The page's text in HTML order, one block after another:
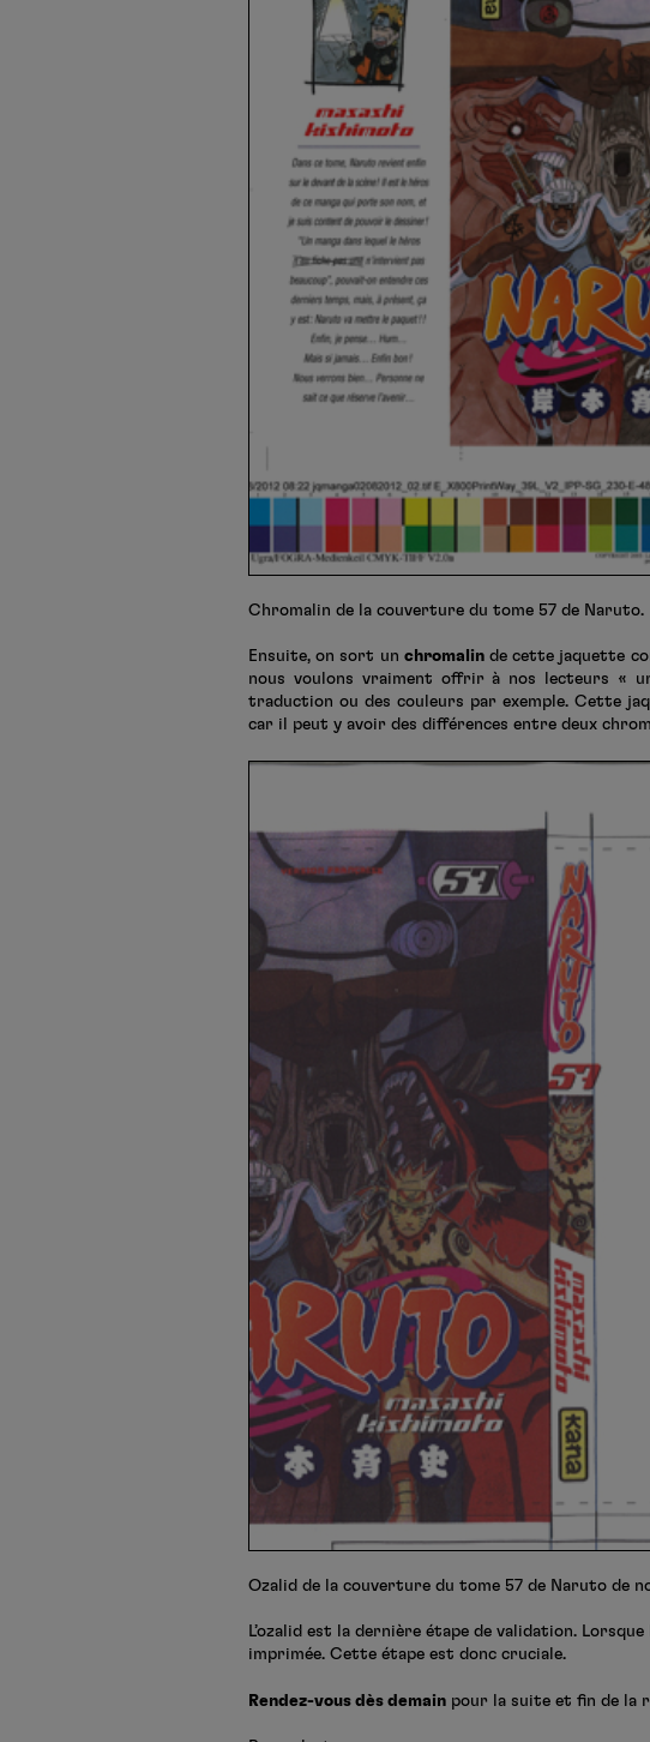
Chromalin de la couverture du tome 57 de Naruto.
Ensuite, on sort un chromalinde cette jaquette
nous voulons vraiment offrir à nos lecteurs «
traduction ou des couleurs par exemple. Cette
car il peut y avoir des différences entre deux
Ozalid de la couverture du tome 57 de Naruto de
L’ozalid est la dernière étape de validation.
imprimée. Cette étape est donc cruciale.
Rendez-vous dès demain pour la suite et fin de la